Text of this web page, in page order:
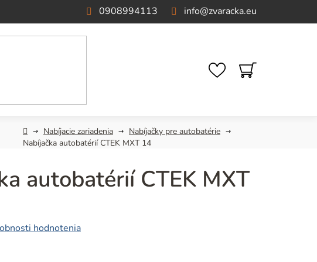
info@zvaracka.eu
0908994113
NÁKUPNÝ
KOŠÍK
DomovNabíjacie zariadenia
Nabíjačky pre autobatérie
Nabíjačka autobatérií CTEK MXT 14
autobatérií CTEK MXT
hodnotenia